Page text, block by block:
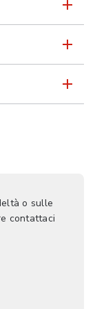
o sulle
contattaci